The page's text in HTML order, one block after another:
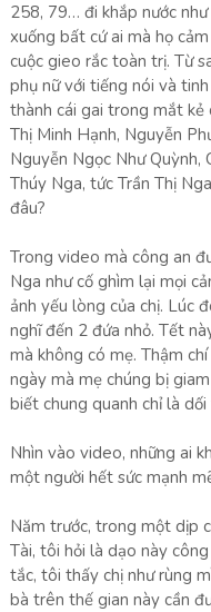
258, 79… đi khắp nước
xuống bất cứ ai mà họ
cuộc gieo rắc toàn trị. Từ
phụ nữ với tiếng nói và
thành cái gai trong mắt kẻ
Thị Minh Hạnh, Nguyễn
Nguyễn Ngọc Như
Thúy Nga, tức Trần Thị
đâu?
Trong video mà công an
Nga như cố ghìm lại mọi
ảnh yếu lòng của chị. Lúc
nghĩ đến 2 đứa nhỏ. Tết
mà không có mẹ. Thậm
ngày mà mẹ chúng bị
biết chung quanh chỉ là dối
Nhìn vào video, những ai
một người hết sức mạnh
Năm trước, trong một dịp
Tài, tôi hỏi là dạo này
tắc, tôi thấy chị như rùng
bà trên thế gian này cần